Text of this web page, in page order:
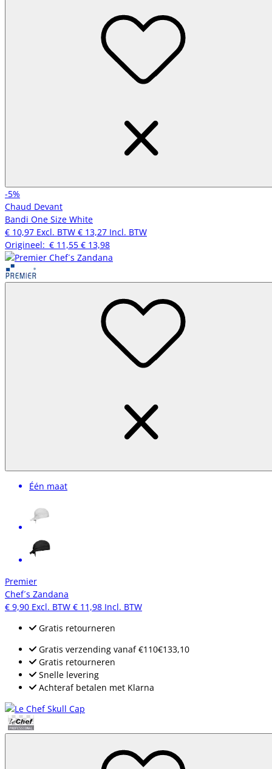
-5%
Chaud Devant
Bandi One Size White
€ 10,97 Excl. BTW € 13,27 Incl. BTW
Origineel: € 11,55 € 13,98
Één maat
Premier
Chef´s Zandana
€ 9,90 Excl. BTW € 11,98 Incl. BTW
Gratis retourneren
Gratis verzending vanaf€110€133,10
Gratis retourneren
Snelle levering
Achteraf betalen met Klarna